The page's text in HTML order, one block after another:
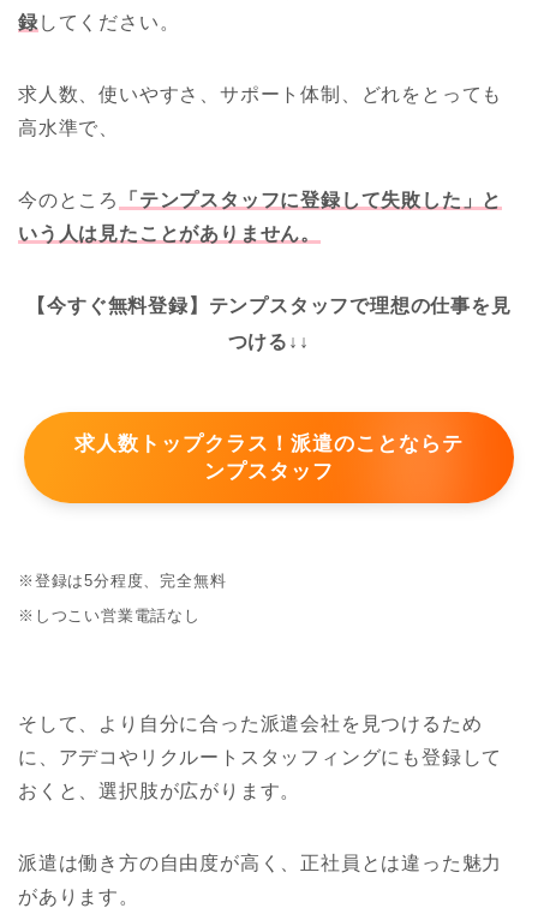
録 してください。
求人数、使いやすさ、サポート体制、どれをとっても
高水準で、
今のところ
「テンプスタッフに登録して失敗した」と
いう人は見たことがありません。
【今すぐ無料登録】テンプスタッフで理想の仕事を見
つける↓↓
求人数トップクラス！派遣のことならテ
ンプスタッフ
※登録は5分程度、完全無料
※しつこい営業電話なし
そして、より自分に合った派遣会社を見つけるため
に、アデコやリクルートスタッフィングにも登録して
おくと、選択肢が広がります。
派遣は働き方の自由度が高く、正社員とは違った魅力
があります。